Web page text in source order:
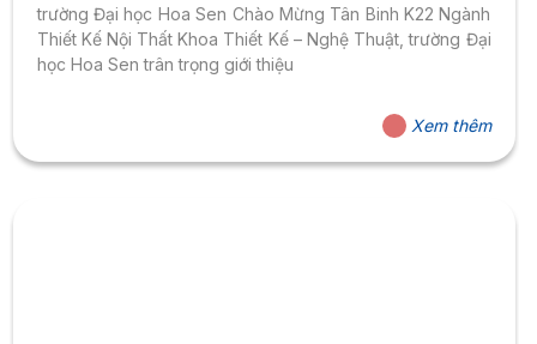
trường Đại học Hoa Sen Chào Mừng Tân Binh K22 Ngành
Thiết Kế Nội Thất Khoa Thiết Kế – Nghệ Thuật, trường Đại
học Hoa Sen trân trọng giới thiệu
Xem thêm